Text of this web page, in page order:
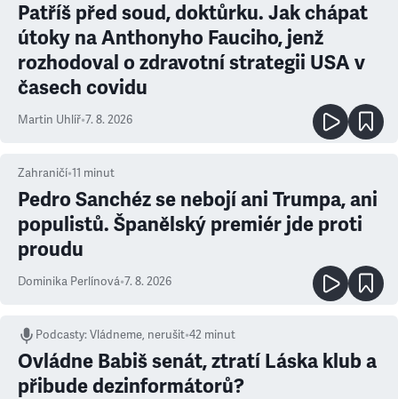
Patříš před soud, doktůrku. Jak chápat
útoky na Anthonyho Fauciho, jenž
rozhodoval o zdravotní strategii USA v
časech covidu
Martin Uhlíř•7. 8. 2026
Zahraničí•11 minut
Pedro Sanchéz se nebojí ani Trumpa, ani
populistů. Španělský premiér jde proti
proudu
Dominika Perlínová•7. 8. 2026
Podcasty:Vládneme, nerušit•42 minut
Ovládne Babiš senát, ztratí Láska klub a
přibude dezinformátorů?